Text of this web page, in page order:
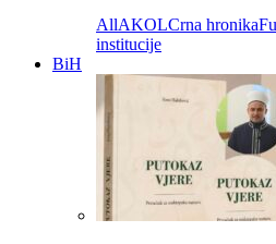
AllAKOLCrna hronika
institucije
BiH